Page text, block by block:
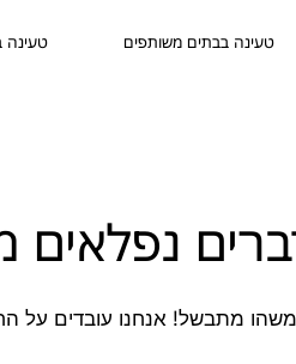
טעינה בבתים משותפים טעינה
נפלאים
משהו מתבשל! אנחנו עובדים על